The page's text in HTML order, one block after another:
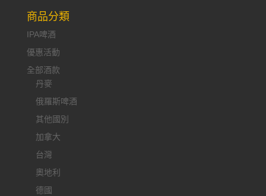
商品分類
IPA啤酒
優惠活動
全部酒款
丹麥
俄羅斯啤酒
其他國別
加拿大
台灣
奧地利
德國